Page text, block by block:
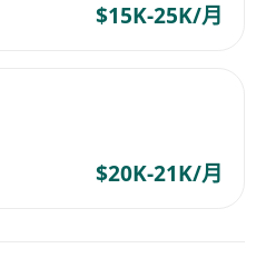
$15K-25K/月
$20K-21K/月